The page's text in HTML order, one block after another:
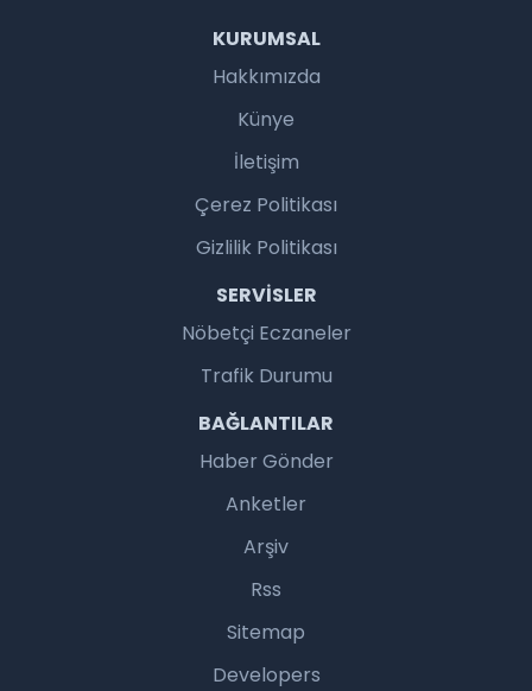
KURUMSAL
Hakkımızda
Künye
İletişim
Çerez Politikası
Gizlilik Politikası
SERVISLER
Nöbetçi Eczaneler
Trafik Durumu
BAĞLANTILAR
Haber Gönder
Anketler
Arşiv
Rss
Sitemap
Developers